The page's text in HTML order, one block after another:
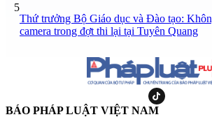
5
Thứ trưởng Bộ Giáo dục và Đào tạo:
camera trong đợt thi lại tại Tuyên Quang
BÁO PHÁP LUẬT VIỆT NAM